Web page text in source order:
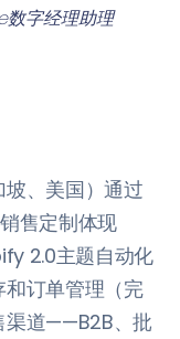
字经理助理
、美国）通过
售定制体现
2.0主题自动化
订单管理（完
渠道——B2B、批